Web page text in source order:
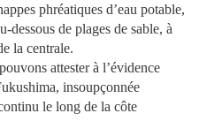
phréatiques d’eau potable,
dessous de plages de sable, à
la centrale.
attester à l’évidence
insoupçonnée
le long de la côte